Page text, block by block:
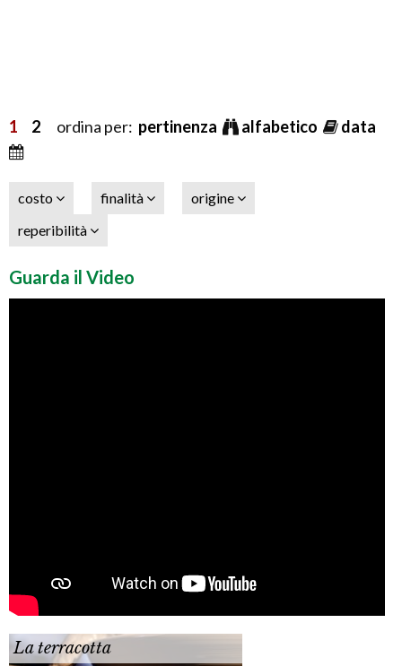
1 2 ordina per: pertinenza alfabetico data
costo finalità
origine
reperibilità
Guarda il Video
La terracotta